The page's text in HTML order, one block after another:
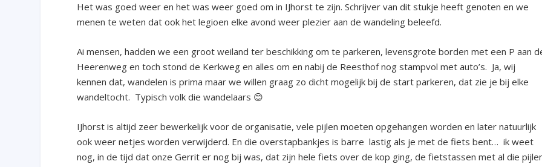
Het was goed weer en het was weer goed om in IJhorst te zijn. Schrijver van dit stukje heeft genoten en we
menen te weten dat ook het legioen elke avond weer plezier aan de wandeling beleefd.
Ai mensen, hadden we een groot weiland ter beschikking om te parkeren, levensgrote borden met een P aan
Heerenweg en toch stond de Kerkweg en alles om en nabij de Reesthof nog stampvol met auto’s. Ja, wij
kennen dat, wandelen is prima maar we willen graag zo dicht mogelijk bij de start parkeren, dat zie je bij elke
wandeltocht. Typisch volk die wandelaars 😊
IJhorst is altijd zeer bewerkelijk voor de organisatie, vele pijlen moeten opgehangen worden en later natuurlijk
ook weer netjes worden verwijderd. En die overstapbankjes is barre lastig als je met de fiets bent… ik weet
nog, in de tijd dat onze Gerrit er nog bij was, dat zijn hele fiets over de kop ging, de fietstassen met al die